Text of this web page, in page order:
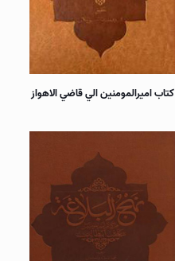
كتاب اميرالمومنين الي قاضي الاهواز